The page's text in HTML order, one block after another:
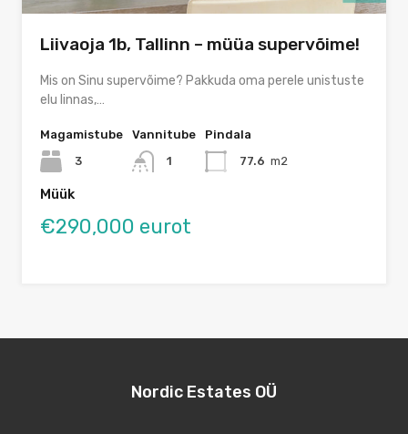
Liivaoja 1b, Tallinn – müüa supervõime!
Mis on Sinu supervõime? Pakkuda oma perele unistuste
elu linnas,…
Magamistube
3
Vannitube
1
Pindala
77.6 m2
Müük
€290,000 eurot
Nordic Estates OÜ